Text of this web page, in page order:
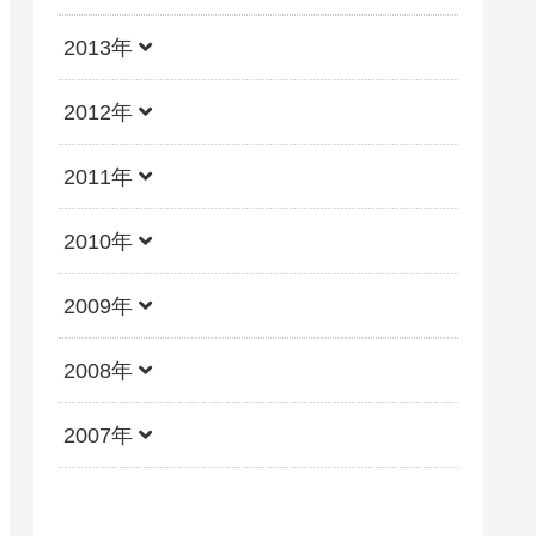
2013年
2012年
2011年
2010年
2009年
2008年
2007年